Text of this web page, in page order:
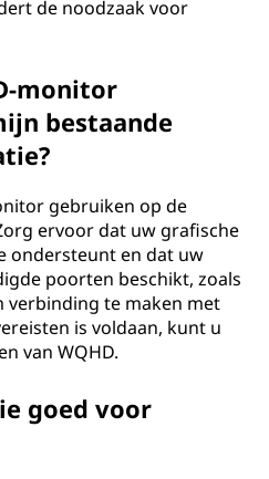
de noodzaak voor
monitor
bestaande
gebruiken op de
ervoor dat uw grafische
ondersteunt en dat uw
poorten beschikt, zoals
verbinding te maken met
is voldaan, kunt u
van WQHD.
goed voor